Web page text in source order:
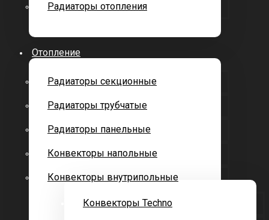
Радиаторы отопления
Отопление
Радиаторы секционные
Радиаторы трубчатые
Радиаторы панельные
Конвекторы напольные
Конвекторы внутрипольные
Конвекторы Techno